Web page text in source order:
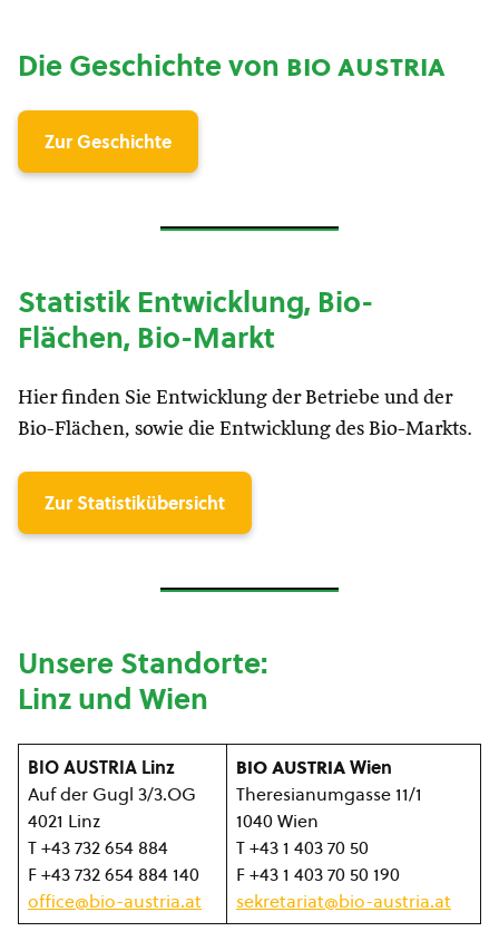
Die Geschichte von bio austria
Zur Geschichte
Statistik Entwicklung, Bio-
Flächen, Bio-Markt
Hier finden Sie Entwicklung der Betriebe und der
Bio-Flächen, sowie die Entwicklung des Bio-Markts.
Zur Statistikübersicht
Unsere Standorte:
Linz und Wien
BIO AUSTRIA Linz
Auf der Gugl 3/3.OG
4021 Linz
T +43 732 654 884
F +43 732 654 884 140
office@bio-austria.at
BIO AUSTRIAWien
Theresianumgasse 11/1
1040 Wien
T +43 1 403 70 50
F +43 1 403 70 50 190
sekretariat@bio-austria.at